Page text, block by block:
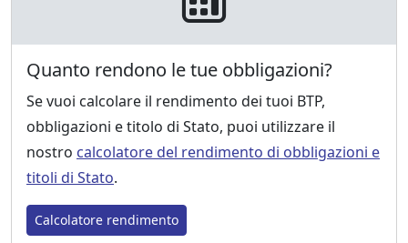
Quanto rendono le tue obbligazioni?
Se vuoi calcolare il rendimento dei tuoi BTP,
obbligazioni e titolo di Stato, puoi utilizzare il
nostro calcolatore del rendimento di obbligazioni e
titoli di Stato.
Calcolatore rendimento